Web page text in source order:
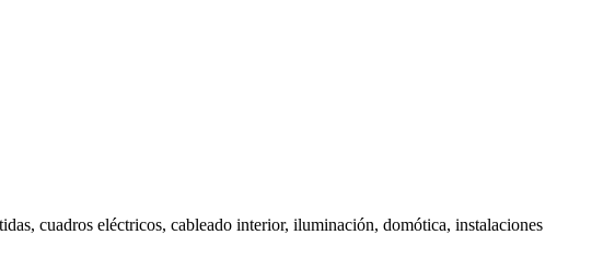
cuadros eléctricos, cableado interior, iluminación, domótica, instalaciones